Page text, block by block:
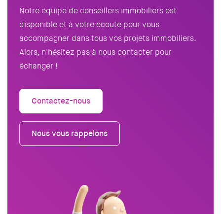
Notre équipe de conseillers immobiliers est
disponible et à votre écoute pour vous
accompagner dans tous vos projets immobiliers.
Alors, n'hésitez pas à nous contacter pour
échanger !
Contactez-nous
Nous vous rappelons